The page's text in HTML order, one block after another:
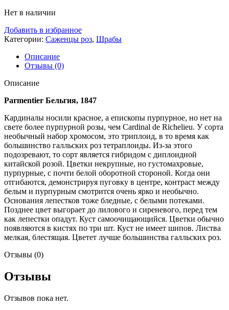
Нет в наличии
Добавить в избранное
Категории: Саженцы роз, Шрабы
Описание
Отзывы (0)
Описание
Parmentier Бельгия, 1847
Кардиналы носили красное, а епископы пурпурное, но нет на
свете более пурпурной розы, чем Cardinal de Richelieu. У сорта
необычный набор хромосом, это триплоид, в то время как
большинство галльских роз тетраплоиды. Из-за этого
подозревают, то сорт является гибридом с диплоидной
китайской розой. Цветки некрупные, но густомахровые,
пурпурные, с почти белой оборотной стороной. Когда они
отгибаются, демонстрируя пуговку в центре, контраст между
белым и пурпурным смотрится очень ярко и необычно.
Основания лепестков тоже бледные, с белыми потеками.
Позднее цвет выгорает до лилового и сиреневого, перед тем
как лепестки опадут. Куст самоочищающийся. Цветки обычно
появляются в кистях по три шт. Куст не имеет шипов. Листва
мелкая, блестящая. Цветет лучше большинства галльских роз.
Отзывы (0)
Отзывы
Отзывов пока нет.